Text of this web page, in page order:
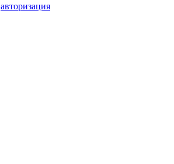
авторизация